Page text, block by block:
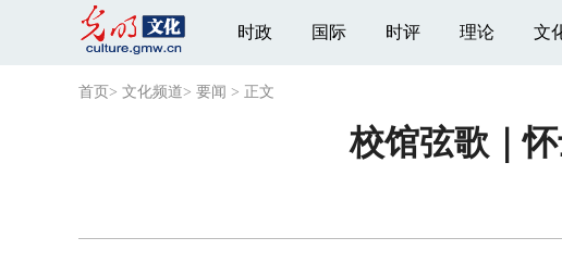
时政 国际 时评 理论 文
首页 > 文化频道> 要闻 > 正文
校馆弦歌｜